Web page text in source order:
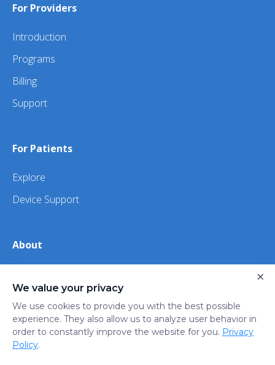
For Providers
Introduction
Programs
Billing
Support
For Patients
Explore
Device Support
About
iHealth
Privacy
Policy
Trust
Do not sell or share my
We value your privacy
We use cookies to provide you with the best possible
experience. They also allow us to analyze user behavior in
order to constantly improve the website for you. Privacy
Policy.
×